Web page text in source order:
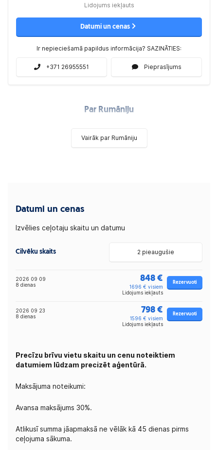
Lidojums iekļauts
Datumi un cenas
Ir nepieciešamā papildus informācija? SAZINĀTIES:
+371 26955551 Pieprasījums
Par Rumāniju
Vairāk par Rumāniju
Datumi un cenas
Izvēlies ceļotaju skaitu un datumu
Cilvēku skaits 2 pieaugušie
2026 09 09
8 dienas
848 €
1696 € visiem
Lidojums iekļauts
Rezervuoti
2026 09 23
8 dienas
798 €
1596 € visiem
Lidojums iekļauts
Rezervuoti
Precīzu brīvu vietu skaitu un cenu noteiktiem
datumiem lūdzam precizēt aģentūrā.
Maksājuma noteikumi:
Avansa maksājums 30%.
Atlikusī summa jāapmaksā ne vēlāk kā 45 dienas pirms
ceļojuma sākuma.